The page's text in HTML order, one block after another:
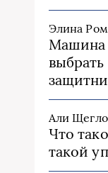
Элина
Машина
Али
Что
такой